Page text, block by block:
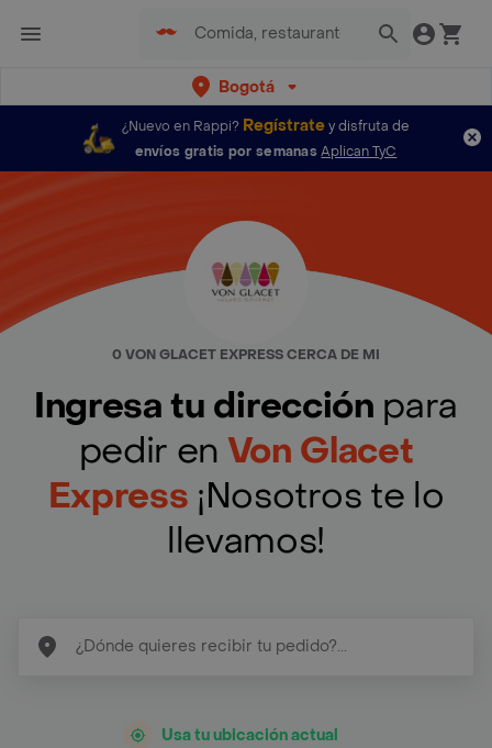
Bogotá
¿Nuevo en Rappi? Regístratey disfruta de
envíos gratis por semanas Aplican TyC
0 VON GLACET EXPRESS CERCA DE MI
Ingresa tu dirección para
pedir en Von Glacet
Express ¡Nosotros te lo
llevamos!
Usa tu ubicación actual